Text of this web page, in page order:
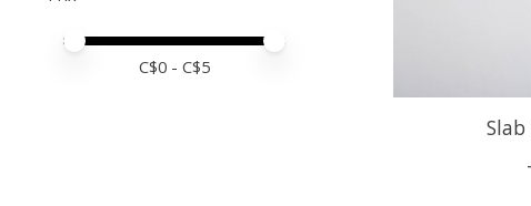
Prix minimum
Price maximum value
C$0 - C$5
Slab